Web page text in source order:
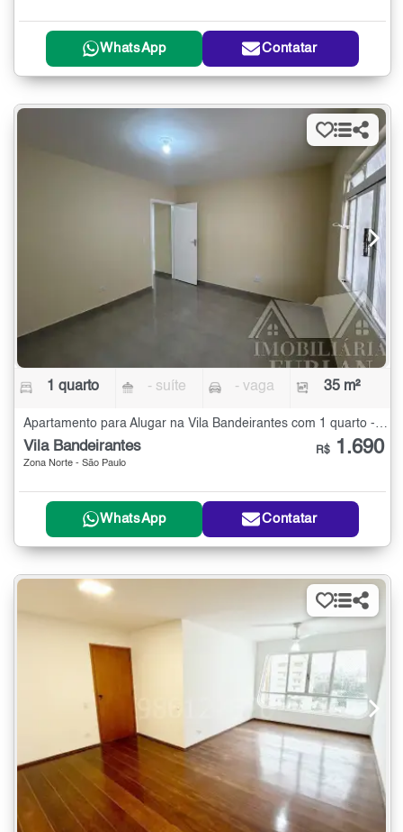
WhatsApp Contatar
1 quarto - suíte - vaga 35 m²
Vila Bandeirantes
Zona Norte - São Paulo
R$ 1.690
WhatsApp Contatar